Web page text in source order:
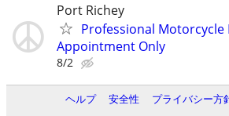
Port Richey
Professional Motorcycle
Appointment Only
8/2
ヘルプ 安全性 プライバシー方